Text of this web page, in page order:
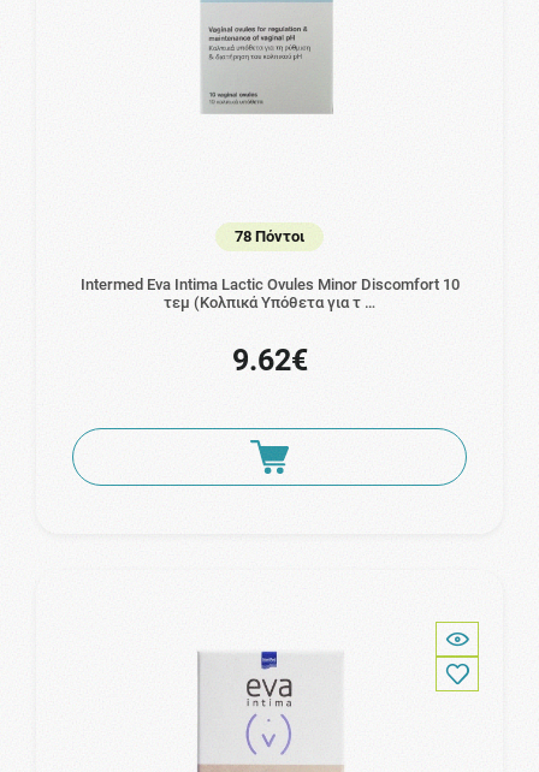
78 Πόντοι
Intermed Eva Intima Lactic Ovules Minor Discomfort 10
τεμ (Κολπικά Υπόθετα για τ …
9.62€